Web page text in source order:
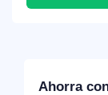
Ahorra